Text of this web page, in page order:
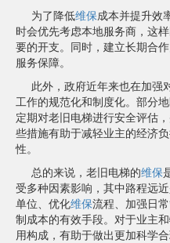
为了降低维保成本并提升效
时会优先考虑本地服务商，这
要的开支。同时，建立长期合
服务保障。
此外，政府近年来也在加强
工作的规范化和制度化。部分
定期对老旧电梯进行安全评估
些措施有助于减轻业主的经济
性。
总的来说，老旧电梯的维保
受多种因素影响，其中路程远
单位、优化维保流程、加强日
制成本的有效手段。对于业主
用构成，有助于做出更加科学合